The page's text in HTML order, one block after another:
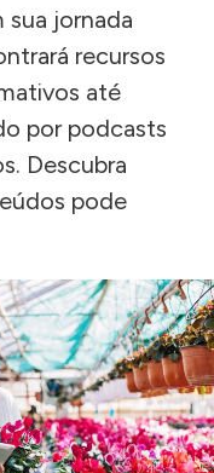
sua jornada
recursos
até
por podcasts
Descubra
pode